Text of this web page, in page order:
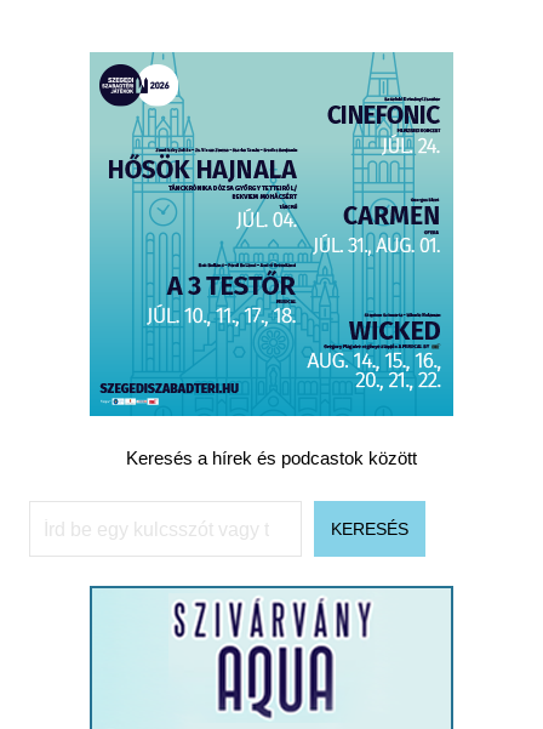
Keresés a hírek és podcastok között
Keresés
KERESÉS